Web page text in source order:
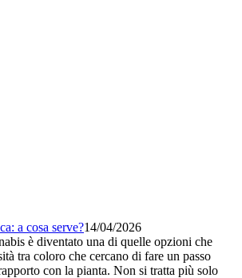
a cosa serve?14/04/2026
è diventato una di quelle opzioni che
tra coloro che cercano di fare un passo
con la pianta. Non si tratta più solo